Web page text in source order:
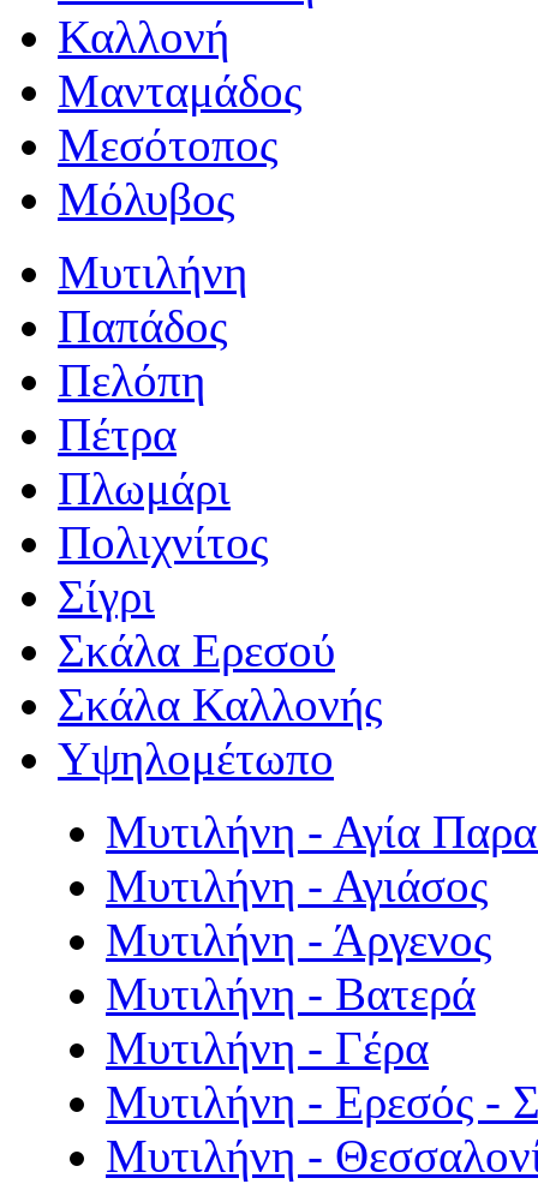
Καλλονή
Μανταμάδος
Μεσότοπος
Μόλυβος
Μυτιλήνη
Παπάδος
Πελόπη
Πέτρα
Πλωμάρι
Πολιχνίτος
Σίγρι
Σκάλα Ερεσού
Σκάλα Καλλονής
Υψηλομέτωπο
Μυτιλήνη - Αγία
Μυτιλήνη - Αγιάσος
Μυτιλήνη - Άργενος
Μυτιλήνη - Βατερά
Μυτιλήνη - Γέρα
Μυτιλήνη - Ερεσός -
Μυτιλήνη -